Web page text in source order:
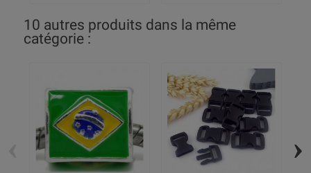
10 autres produits dans la même
catégorie :
›